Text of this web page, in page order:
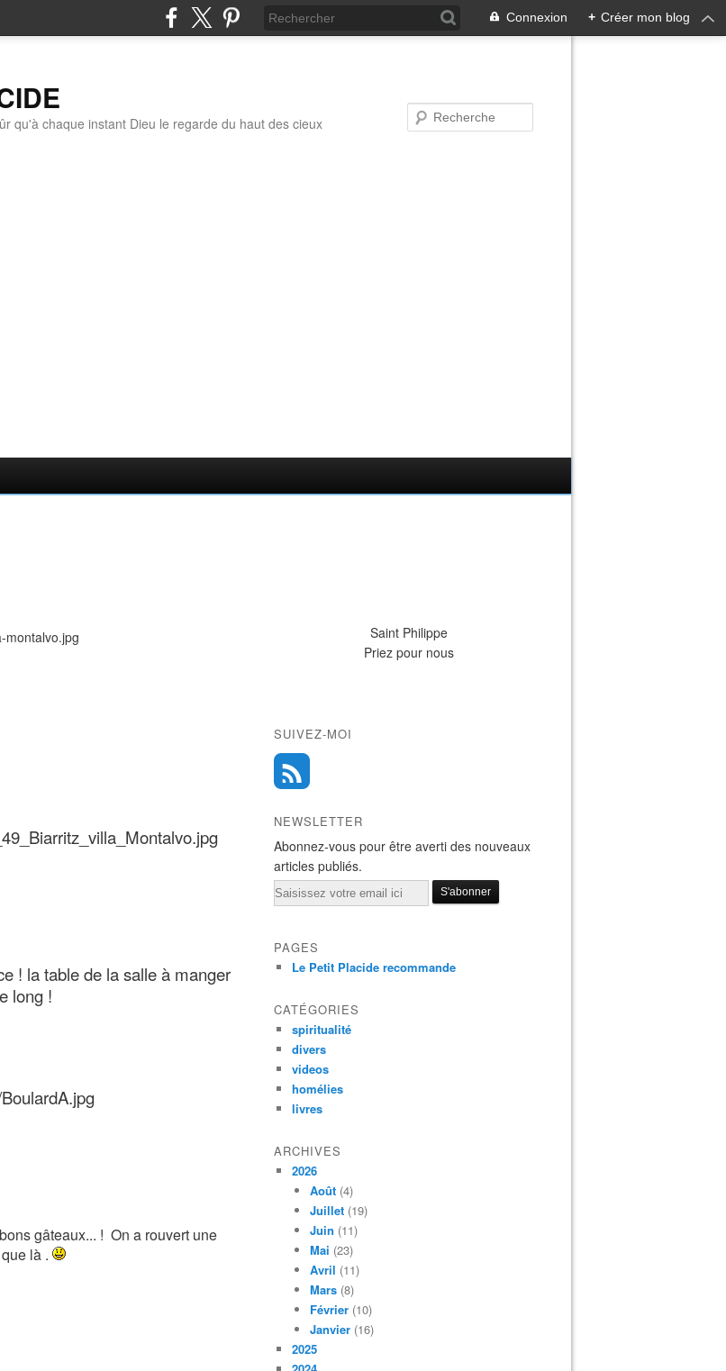
Connexion + Créer mon blog
qu'à chaque instant Dieu le regarde du haut des cieux
! la table de la salle à manger
long !
gâteaux... ! On a rouvert une
là .
Saint Philippe
Priez pour nous
SUIVEZ-MOI
NEWSLETTER
Abonnez-vous pour être averti des nouveaux
articles publiés.
Email
PAGES
Le Petit Placide recommande
CATÉGORIES
spiritualité
divers
videos
homélies
livres
ARCHIVES
2026
Août (4)
Juillet (19)
Juin (11)
Mai (23)
Avril (11)
Mars (8)
Février (10)
Janvier (16)
2025